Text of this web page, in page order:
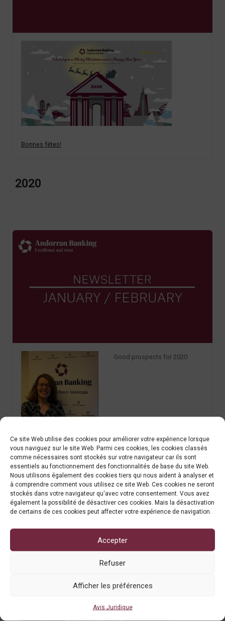
Ce site Web utilise des cookies pour améliorer votre expérience lorsque
vous naviguez sur le site Web. Parmi ces cookies, les cookies classés
comme nécessaires sont stockés sur votre navigateur car ils sont
essentiels au fonctionnement des fonctionnalités de base du site Web.
Nous utilisons également des cookies tiers qui nous aident à analyser et
à comprendre comment vous utilisez ce site Web. Ces cookies ne seront
stockés dans votre navigateur qu'avec votre consentement. Vous avez
également la possibilité de désactiver ces cookies. Mais la désactivation
de certains de ces cookies peut affecter votre expérience de navigation.
Accepter
Refuser
Afficher les préférences
Avis Juridique
Bonnes fêtes!
2020
Good prospects for 2020